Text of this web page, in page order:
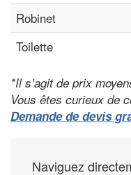
Robinet
Toilette
*Il s’agit de prix
Vous êtes curieux de
Demande de devis
Naviguez